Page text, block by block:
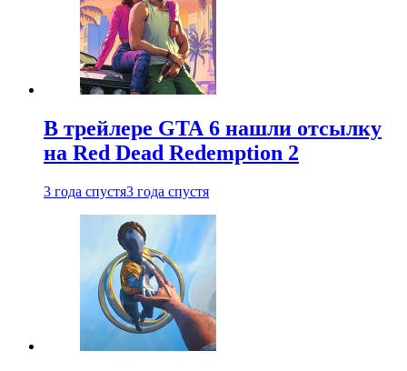
В трейлере GTA 6 нашли отсылку
на Red Dead Redemption 2
3 года спустя3 года спустя